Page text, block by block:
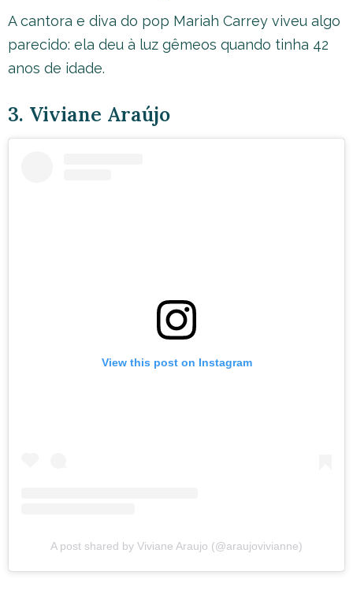
A cantora e diva do pop Mariah Carrey viveu algo
parecido: ela deu à luz gêmeos quando tinha 42
anos de idade.
3. Viviane Araújo
View this post on Instagram
A post shared by Viviane Araujo (@araujovivianne)